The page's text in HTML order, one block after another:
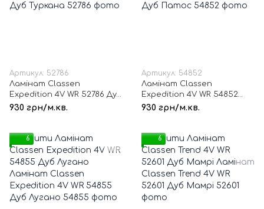
Артикул: 52786
Ламінат Classen
Expedition 4V WR 52786 Дуб
Туркана
930 грн/м.кв.
Артикул: 54852
Ламінат Classen
Expedition 4V WR 54852
Дуб Патос
930 грн/м.кв.
6 6